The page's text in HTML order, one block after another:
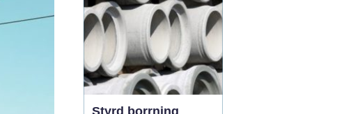
Styrd borrning